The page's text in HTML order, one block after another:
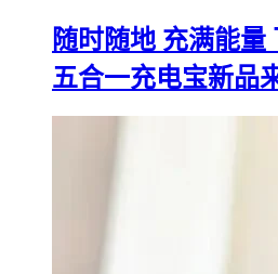
随时随地 充满能量
五合一充电宝新品